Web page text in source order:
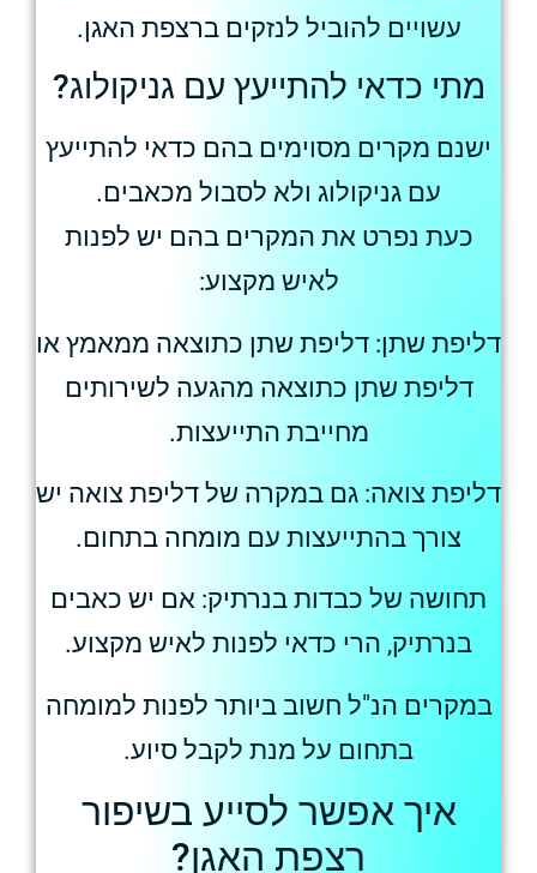
עשויים להוביל לנזקים ברצפת האגן.
מתי כדאי להתייעץ עם גניקולוג?
ישנם מקרים מסוימים בהם כדאי להתייעץ
עם גניקולוג ולא לסבול מכאבים.
כעת נפרט את המקרים בהם יש לפנות
לאיש מקצוע:
דליפת שתן: דליפת שתן כתוצאה ממאמץ או
דליפת שתן כתוצאה מהגעה לשירותים
מחייבת התייעצות.
דליפת צואה: גם במקרה של דליפת צואה יש
צורך בהתייעצות עם מומחה בתחום.
תחושה של כבדות בנרתיק: אם יש כאבים
בנרתיק, הרי כדאי לפנות לאיש מקצוע.
במקרים הנ"ל חשוב ביותר לפנות למומחה
בתחום על מנת לקבל סיוע.
איך אפשר לסייע בשיפור
רצפת האגן?